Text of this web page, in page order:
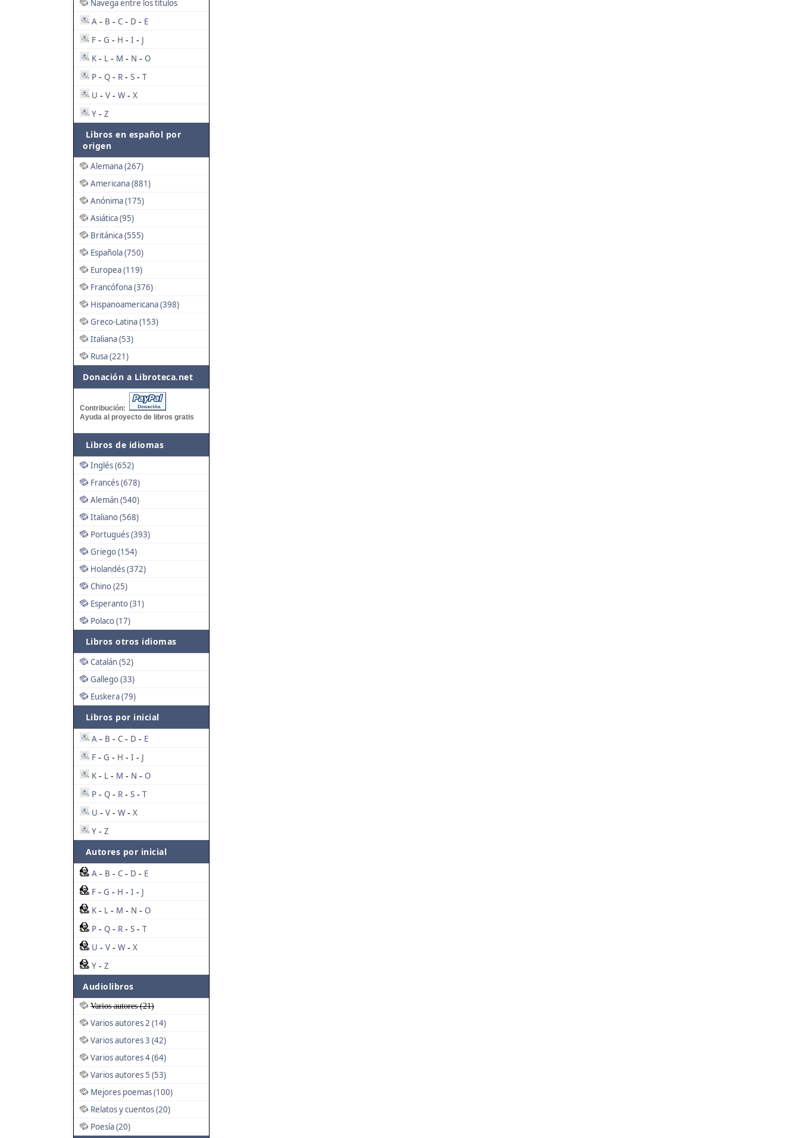
Navega entre los títulos
A - B - C - D - E
F - G - H - I - J
K - L - M - N - O
P - Q - R - S - T
U - V - W - X
Y - Z
Libros en español por
origen
Alemana (267)
Americana (881)
Anónima (175)
Asiática (95)
Británica (555)
Española (750)
Europea (119)
Francófona (376)
Hispanoamericana (398)
Greco-Latina (153)
Italiana (53)
Rusa (221)
Donación a Libroteca.net
Contribución:
Ayuda al proyecto de libros gratis
Libros de idiomas
Inglés (652)
Francés (678)
Alemán (540)
Italiano (568)
Portugués (393)
Griego (154)
Holandés (372)
Chino (25)
Esperanto (31)
Polaco (17)
Libros otros idiomas
Catalán (52)
Gallego (33)
Euskera (79)
Libros por inicial
A - B - C - D - E
F - G - H - I - J
K - L - M - N - O
P - Q - R - S - T
U - V - W - X
Y - Z
Autores por inicial
A - B - C - D - E
F - G - H - I - J
K - L - M - N - O
P - Q - R - S - T
U - V - W - X
Y - Z
Audiolibros
Varios autores (21)
Varios autores 2 (14)
Varios autores 3 (42)
Varios autores 4 (64)
Varios autores 5 (53)
Mejores poemas (100)
Relatos y cuentos (20)
Poesía (20)